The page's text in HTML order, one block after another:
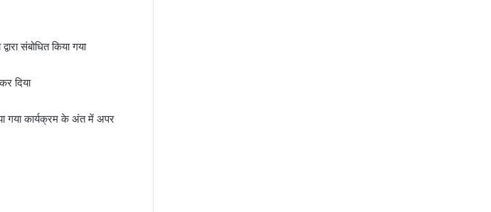
संबोधित किया गया
दिया
गया कार्यक्रम के अंत में अपर